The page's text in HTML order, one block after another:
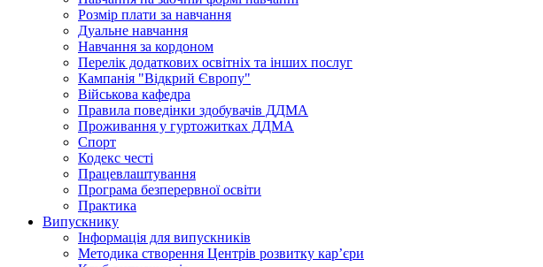
Розмір плати за навчання
Дуальне навчання
Навчання за кордоном
Перелік додаткових освітніх та інших послуг
Кампанія "Відкрий Європу"
Військова кафедра
Правила поведінки здобувачів ДДМА
Проживання у гуртожитках ДДМА
Спорт
Кодекс честі
Працевлаштування
Програма безперервної освіти
Практика
Випускнику
Інформація для випускників
Методика створення Центрів розвитку кар’єри